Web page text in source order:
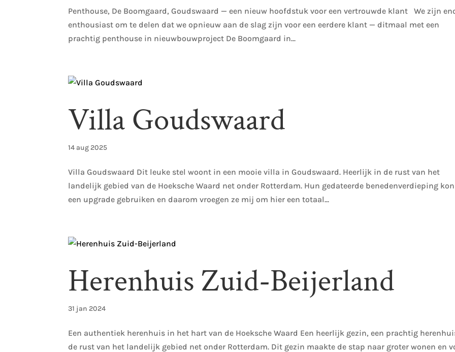
Penthouse, De Boomgaard, Goudswaard — een nieuw hoofdstuk voor een vertrouwde klant We zijn
enthousiast om te delen dat we opnieuw aan de slag zijn voor een eerdere klant — ditmaal met een
prachtig penthouse in nieuwbouwproject De Boomgaard in...
Villa Goudswaard
14 aug 2025
Villa Goudswaard Dit leuke stel woont in een mooie villa in Goudswaard. Heerlijk in de rust van het
landelijk gebied van de Hoeksche Waard net onder Rotterdam. Hun gedateerde benedenverdieping
een upgrade gebruiken en daarom vroegen ze mij om hier een totaal...
Herenhuis Zuid-Beijerland
31 jan 2024
Een authentiek herenhuis in het hart van de Hoeksche Waard Een heerlijk gezin, een prachtig
de rust van het landelijk gebied net onder Rotterdam. Dit gezin maakte de stap naar groter wonen en